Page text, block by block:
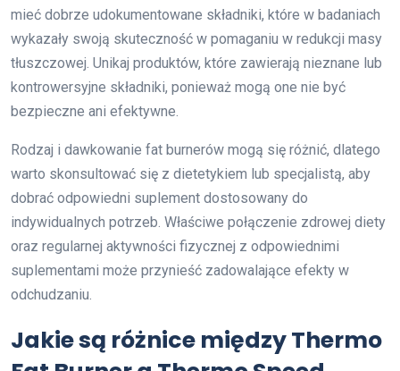
mieć dobrze udokumentowane składniki, które w badaniach
wykazały swoją skuteczność w pomaganiu w redukcji masy
tłuszczowej. Unikaj produktów, które zawierają nieznane lub
kontrowersyjne składniki, ponieważ mogą one nie być
bezpieczne ani efektywne.
Rodzaj i dawkowanie fat burnerów mogą się różnić, dlatego
warto skonsultować się z dietetykiem lub specjalistą, aby
dobrać odpowiedni suplement dostosowany do
indywidualnych potrzeb. Właściwe połączenie zdrowej diety
oraz regularnej aktywności fizycznej z odpowiednimi
suplementami może przynieść zadowalające efekty w
odchudzaniu.
Jakie są różnice między Thermo